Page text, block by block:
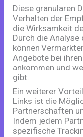
Diese granularen
Verhalten der
die Wirksamkeit
Durch die Analyse
können
Angebote bei
ankommen und
gibt.
Ein weiterer
Links ist die
Partnerschaften
Indem jedem
spezifische